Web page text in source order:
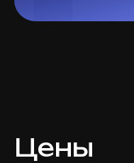
Цены